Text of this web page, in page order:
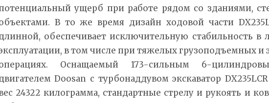
ущерб при работе рядом со зданиями,
В то же время дизайн ходовой части
обеспечивает исключительную стабильность в
в том числе при тяжелых грузоподъемных и
Оснащаемый 173-сильным 6-
Doosan с турбонаддувом экскаватор
24322 килограмма, стандартные стрелу и рукоять и